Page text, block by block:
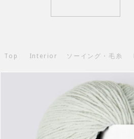
Top Interior ソーイング・毛糸